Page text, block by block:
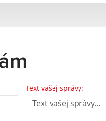
Text vašej správy: